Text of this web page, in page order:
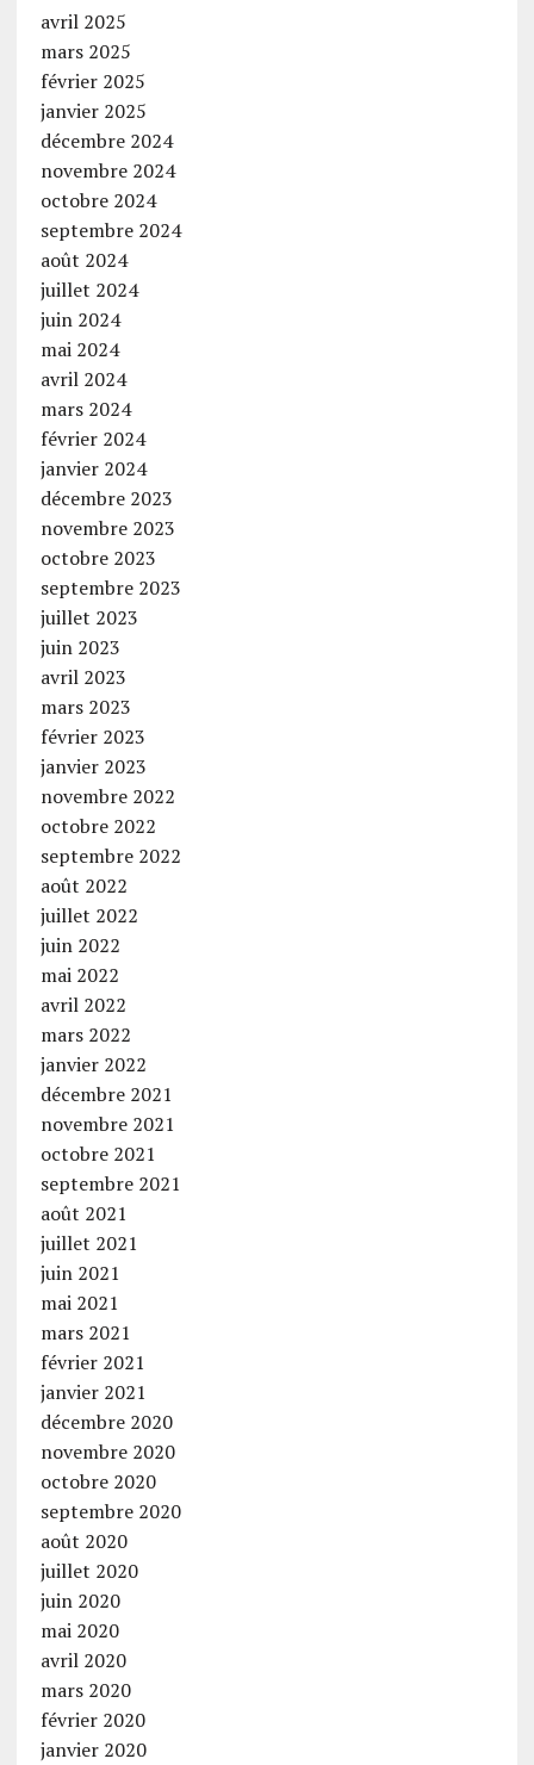
avril 2025
mars 2025
février 2025
janvier 2025
décembre 2024
novembre 2024
octobre 2024
septembre 2024
août 2024
juillet 2024
juin 2024
mai 2024
avril 2024
mars 2024
février 2024
janvier 2024
décembre 2023
novembre 2023
octobre 2023
septembre 2023
juillet 2023
juin 2023
avril 2023
mars 2023
février 2023
janvier 2023
novembre 2022
octobre 2022
septembre 2022
août 2022
juillet 2022
juin 2022
mai 2022
avril 2022
mars 2022
janvier 2022
décembre 2021
novembre 2021
octobre 2021
septembre 2021
août 2021
juillet 2021
juin 2021
mai 2021
mars 2021
février 2021
janvier 2021
décembre 2020
novembre 2020
octobre 2020
septembre 2020
août 2020
juillet 2020
juin 2020
mai 2020
avril 2020
mars 2020
février 2020
janvier 2020